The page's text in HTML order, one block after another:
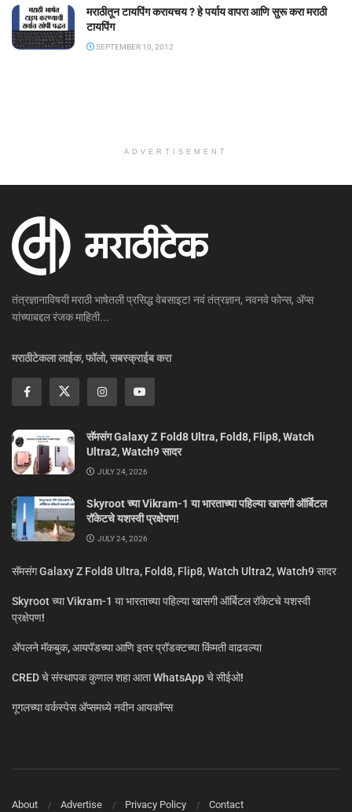
मराठीतून टायपिंग करायचय ? हे पर्याय वापरा आणि सुरू करा मराठी
टायपिंग
SEPTEMBER 10, 2012
ADVERTISEMENT
तंत्रज्ञानाविषयी मराठी भाषेतली प्रसिद्ध वेबसाइट! नवं तंत्रज्ञान, नवनवे फोन्स, ॲप्स
यांच्याबद्दल रंजक माहिती...
मराठीटेकला लाईक, फॉलो, सबस्क्राईब करा
सॅमसंग Galaxy Z Fold8 Ultra, Fold8, Flip8, Watch
Ultra2, Watch9 सादर
JULY 24, 2026
Skyroot च्या Vikram-1 या भारताच्या पहिल्या खासगी ऑर्बिटल
रॉकेटचे यशस्वी प्रक्षेपण!
JULY 24, 2026
सॅमसंग Galaxy Z Fold8 Ultra, Fold8, Flip8, Watch Ultra2, Watch9 सादर
Skyroot च्या Vikram-1 या भारताच्या पहिल्या खासगी ऑर्बिटल रॉकेटचे यशस्वी
प्रक्षेपण!
ॲपलने मॅकबुक, आयपॅडच्या आणि इतर प्रॉडक्टच्या किंमती वाढवल्या
CRED चे संस्थापक कुणाल शहा आता WhatsApp चे सीईओ!
गूगलच्या वर्कस्पेस अ‍ॅप्समध्ये नवीन आयकॉन्स
About Advertise Privacy Policy Contact